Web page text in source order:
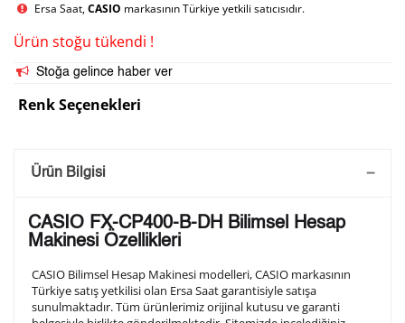
Ersa Saat,CASIO markasının Türkiye yetkili satıcısıdır.
Ürün stoğu tükendi !
Stoğa gelince haber ver
Renk Seçenekleri
Saatini Kişiselleştir
arka kapağına gravür tekniği ile formda belirtmiş
olduğunuz şekilde işlenecektir.
1. Satır
Ürün Bilgisi
CASIO FX-CP400-B-DH Bilimsel Hesap
Makinesi Özellikleri
CASIO Bilimsel Hesap Makinesi modelleri, CASIO markasının
Türkiye satış yetkilisi olan Ersa Saat garantisiyle satışa
sunulmaktadır. Tüm ürünlerimiz orijinal kutusu ve garanti